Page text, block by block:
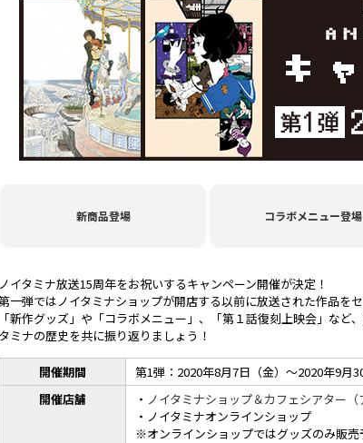
新商品登場 コラボメニュー登場
ノイタミナ放送15周年をお祝いするキャンペーン開催が決定！
一弾ではノイタミナショップが開店する以前に放送された作品を
「新作グッズ」や「コラボメニュー」、「第１話復刻上映会」な
タミナの歴史を共に振り返りましょう！
開催期間
第1弾：2020年8月7日（金）～2020年9月
開催店舗
・ ノイタミナショップ＆カフェシアター（
・ノイタミナオンラインショップ
※オンラインショップではグッズのみ販売